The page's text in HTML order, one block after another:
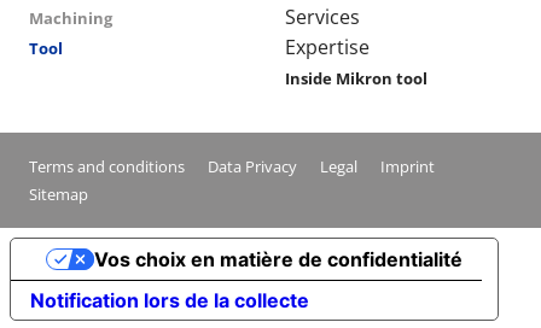
Machining
Tool
Services
Expertise
Inside Mikron tool
Conditions footer menu
Terms and conditions Data Privacy Legal
Imprint
Sitemap
Notification lors de la collecte
Vos choix en matière de confidentialité